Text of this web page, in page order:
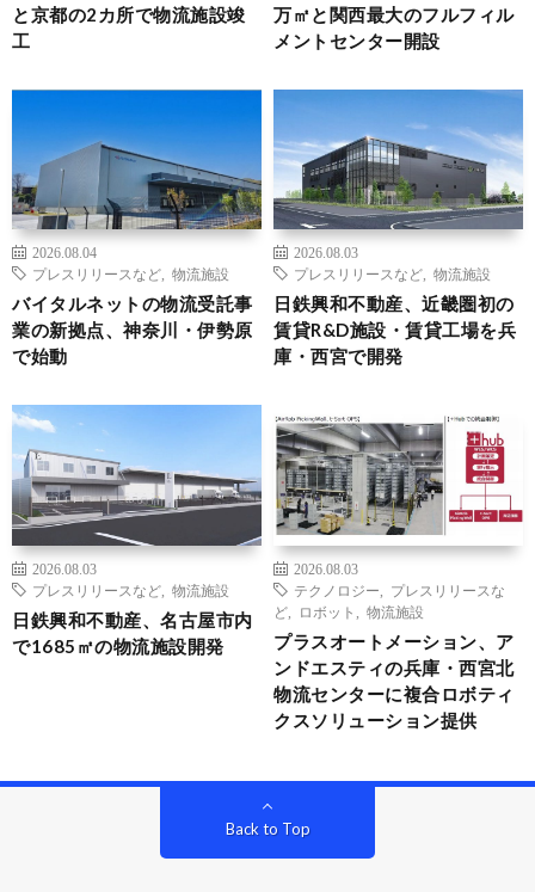
と京都の2カ所で物流施設竣
工
万㎡と関西最大のフルフィル
メントセンター開設
2026.08.04
プレスリリースなど
物流施設
バイタルネットの物流受託事
業の新拠点、神奈川・伊勢原
で始動
2026.08.03
プレスリリースなど
物流施設
日鉄興和不動産、近畿圏初の
賃貸R&D施設・賃貸工場を兵
庫・西宮で開発
2026.08.03
プレスリリースなど
物流施設
日鉄興和不動産、名古屋市内
で1685㎡の物流施設開発
2026.08.03
テクノロジー
プレスリリースな
ど
ロボット 物流施設
プラスオートメーション、ア
ンドエスティの兵庫・西宮北
物流センターに複合ロボティ
クスソリューション提供
Back to Top